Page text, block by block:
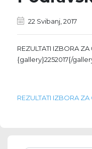
22 Svibanj, 2017
REZULTATI IZBORA
{gallery}2252017{/
REZULTATI IZBORA